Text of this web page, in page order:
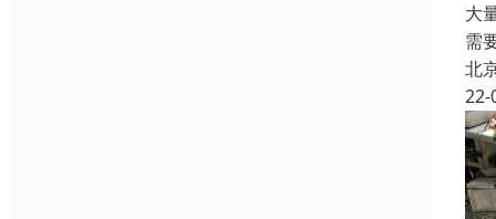
大
需
北
22-